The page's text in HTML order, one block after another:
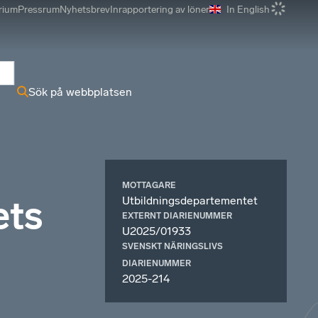
PressrumNyhetsbrevInrapportering av löner In English
Sök på webbplatsen
MOTTAGARE
Utbildningsdepartementet
EXTERNT DIARIENUMMER
U2025/01933
SVENSKT NÄRINGSLIVS
DIARIENUMMER
2025-214